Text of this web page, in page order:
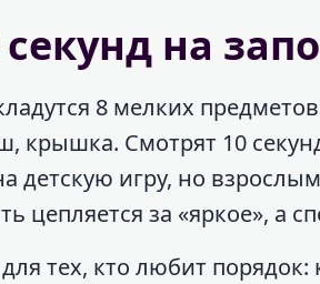
секунд на
8 мелких
крышка. Смотрят 10
детскую игру, но
цепляется за «яркое», а
тех, кто любит